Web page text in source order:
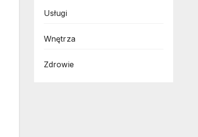
Usługi
Wnętrza
Zdrowie